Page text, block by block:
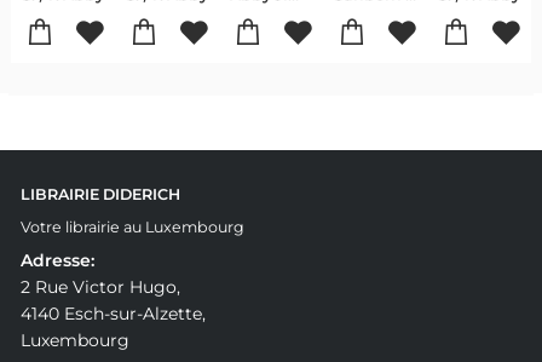
LIBRAIRIE DIDERICH
Votre librairie au Luxembourg
Adresse:
2 Rue Victor Hugo,
4140 Esch-sur-Alzette,
Luxembourg